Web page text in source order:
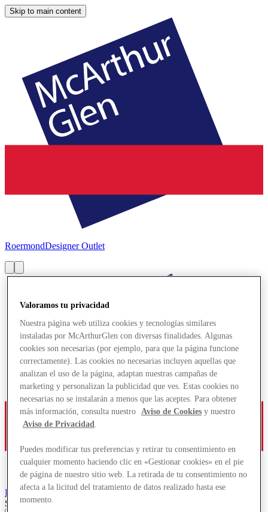
Skip to main content
RoermondDesigner Outlet
RoermondDesigner Outlet
Search input
Valoramos tu privacidad
Nuestra página web utiliza cookies y tecnologías similares
instaladas por McArthurGlen con diversas finalidades. Algunas
cookies son necesarias (por ejemplo, para que la página funcione
correctamente). Las cookies no necesarias incluyen aquellas que
analizan el uso de la página, adaptan nuestras campañas de
marketing y personalizan la publicidad que ves. Estas cookies no
necesarias no se instalarán a menos que las aceptes. Para obtener
más información, consulta nuestro
Aviso de Cookies y nuestro
Aviso de Privacidad.
Puedes modificar tus preferencias y retirar tu consentimiento en
cualquier momento haciendo clic en «Gestionar cookies» en el pie
de página de nuestro sitio web. La retirada de tu consentimiento no
afecta a la licitud del tratamiento de datos realizado hasta ese
momento.